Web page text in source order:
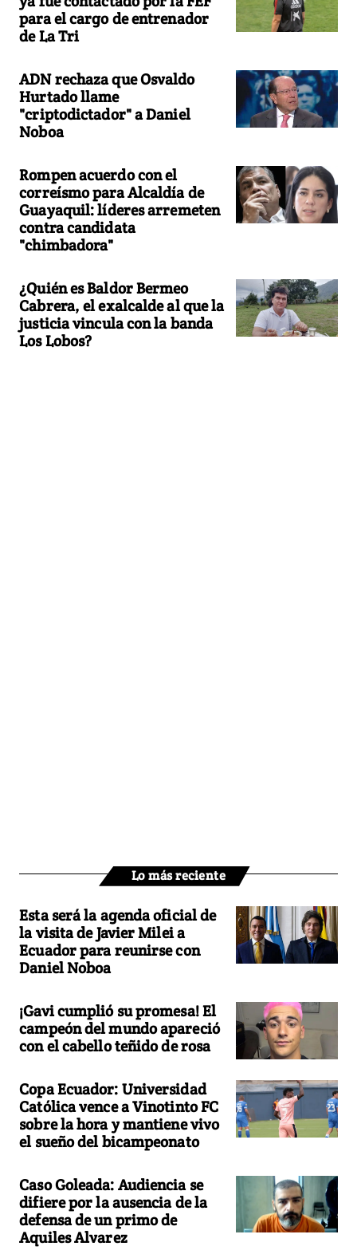
para el cargo de entrenador
de La Tri
ADN rechaza que Osvaldo
Hurtado llame
"criptodictador" a Daniel
Noboa
Rompen acuerdo con el
correísmo para Alcaldía de
Guayaquil: líderes arremeten
contra candidata
"chimbadora"
¿Quién es Baldor Bermeo
Cabrera, el exalcalde al que la
justicia vincula con la banda
Los Lobos?
Lo más reciente
Esta será la agenda oficial de
la visita de Javier Milei a
Ecuador para reunirse con
Daniel Noboa
¡Gavi cumplió su promesa! El
campeón del mundo apareció
con el cabello teñido de rosa
Copa Ecuador: Universidad
Católica vence a Vinotinto FC
sobre la hora y mantiene vivo
el sueño del bicampeonato
Caso Goleada: Audiencia se
difiere por la ausencia de la
defensa de un primo de
Aquiles Alvarez